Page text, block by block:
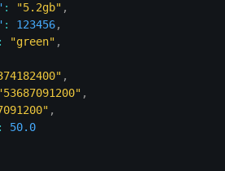
: "5.2gb" ,
: 123456,
: "green" ,
,
,
,
:
50.0